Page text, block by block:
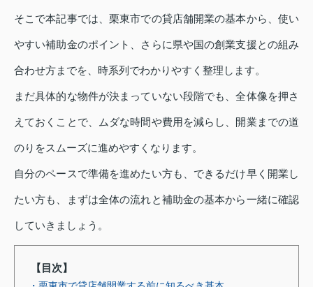
そこで本記事では、栗東市での貸店舗開業の基本から、使い
やすい補助金のポイント、さらに県や国の創業支援との組み
合わせ方までを、時系列でわかりやすく整理します。
まだ具体的な物件が決まっていない段階でも、全体像を押さ
えておくことで、ムダな時間や費用を減らし、開業までの道
のりをスムーズに進めやすくなります。
自分のペースで準備を進めたい方も、できるだけ早く開業し
たい方も、まずは全体の流れと補助金の基本から一緒に確認
していきましょう。
【目次】